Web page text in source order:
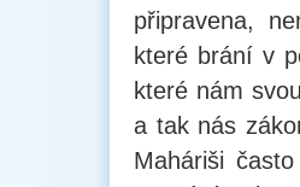
připravena,
které brání v
které nám
a tak nás
Maháriši